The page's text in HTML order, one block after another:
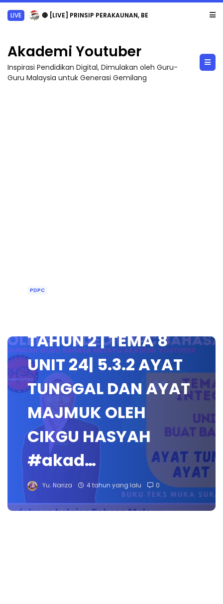
LIVE 🔴 [LIVE] PRINSIP PERAKAUNAN, BEDAH TUNTAS SOALAN 1 TRIAL OLEH CIKGU ...
Akademi Youtuber
Inspirasi Pendidikan Digital, Dimulakan oleh Guru-
Guru Malaysia untuk Generasi Gemilang
PDPC
TAHUN 2 | TEMA 8
UNIT 24| 5.3.2 AYAT
TUNGGAL DAN AYAT
MAJMUK OLEH
CIKGU HASYAH
#akad…
Yu. Nariza 4 tahun yang lalu 0